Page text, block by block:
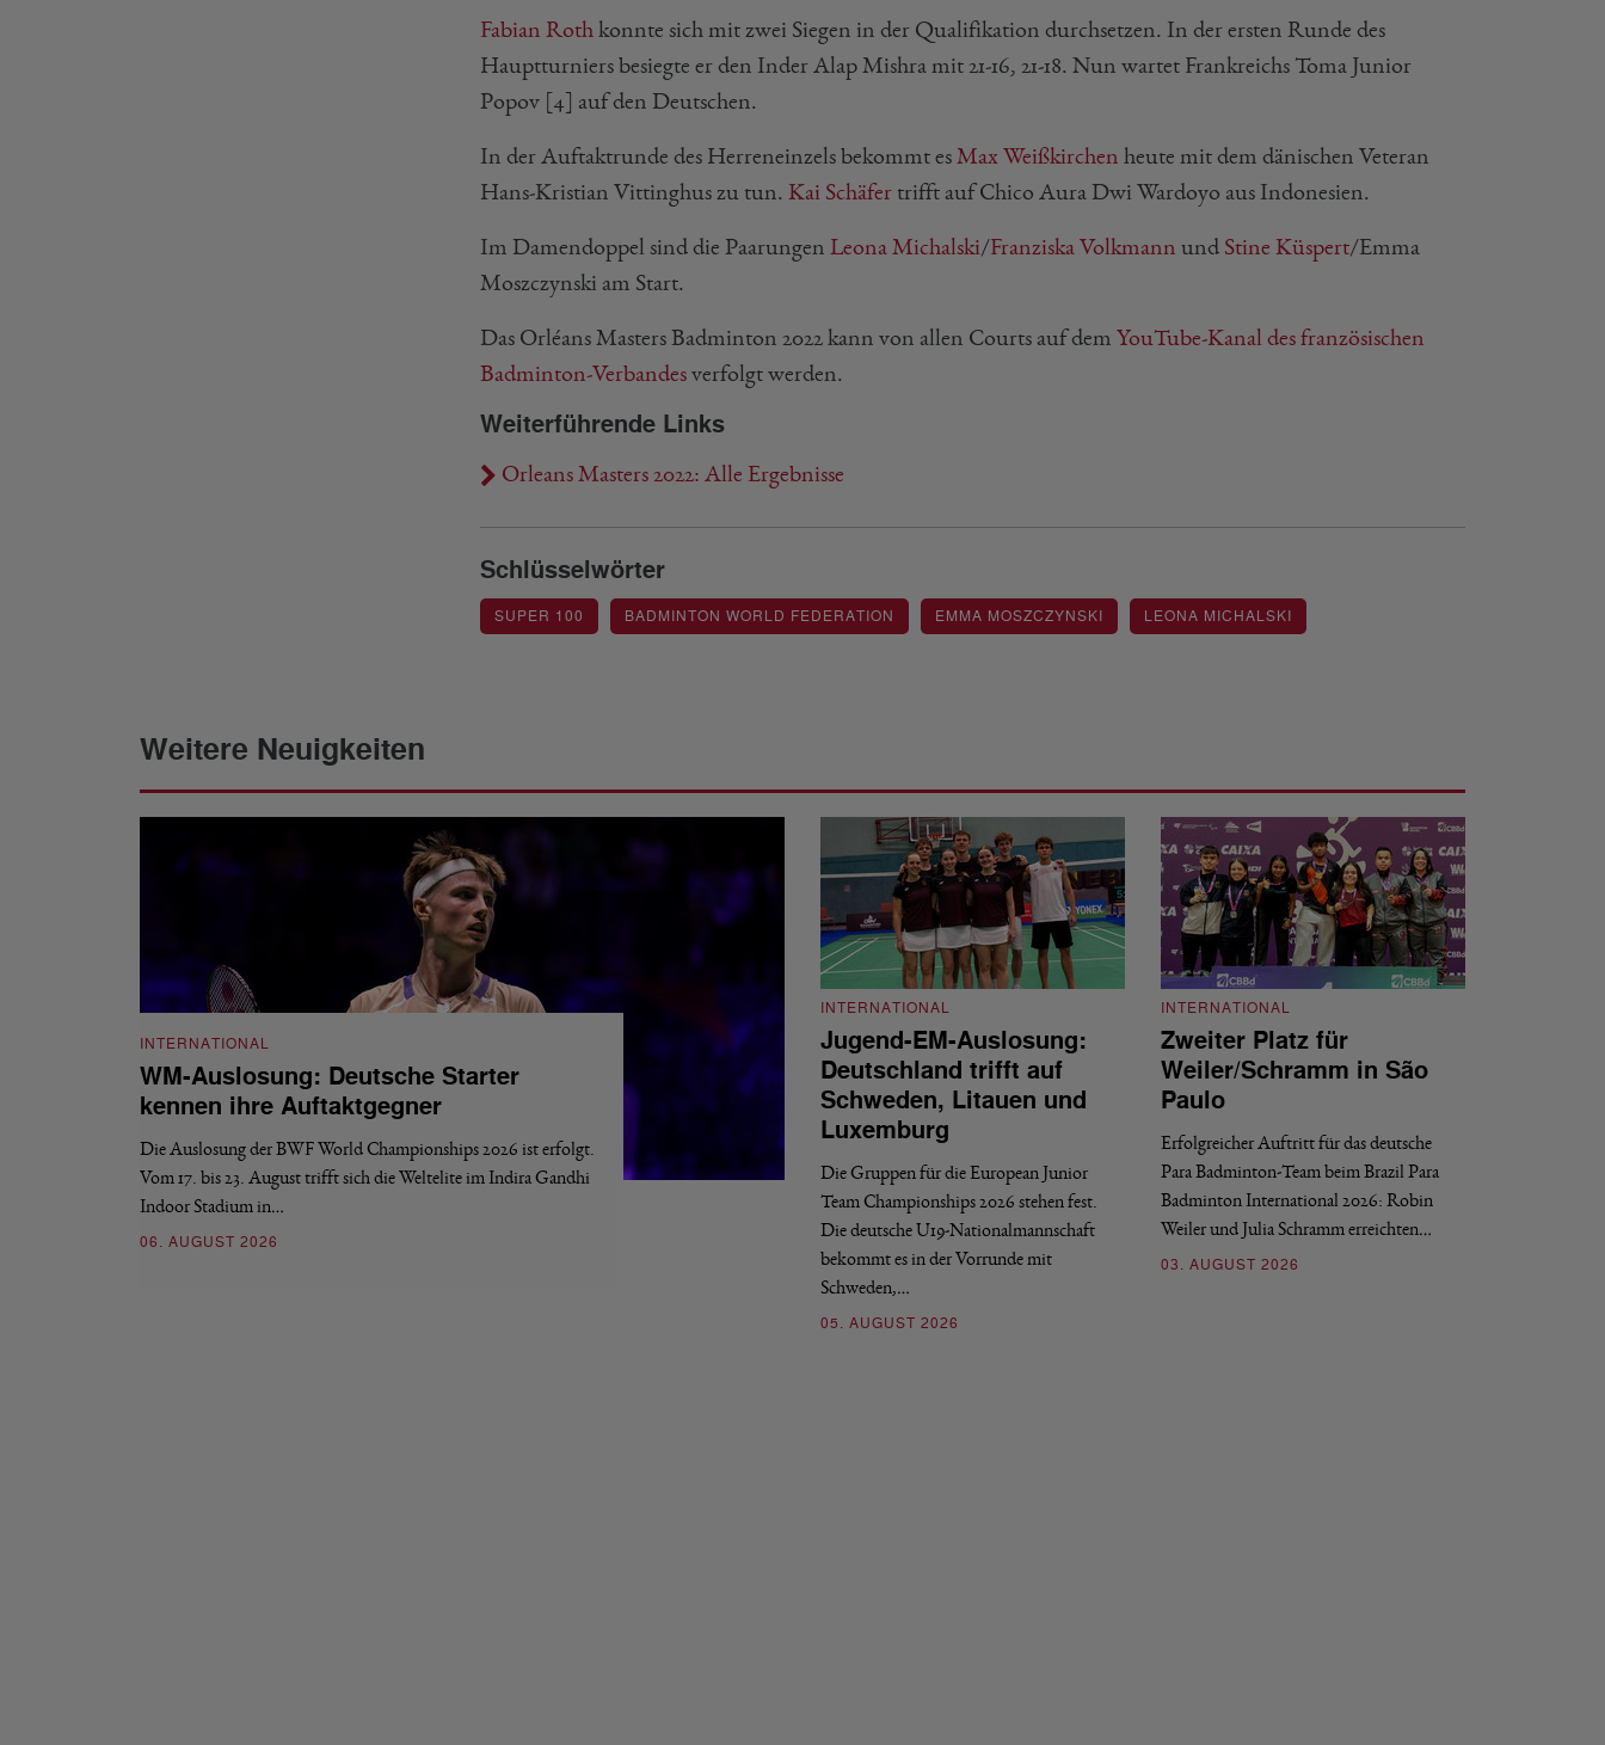
Fabian Roth konnte sich mit zwei Siegen in der Qualifikation durchsetzen. In der ersten Runde des
Hauptturniers besiegte er den Inder Alap Mishra mit 21-16, 21-18. Nun wartet Frankreichs Toma Junior
Popov [4] auf den Deutschen.
In der Auftaktrunde des Herreneinzels bekommt es Max Weißkirchen heute mit dem dänischen Veteran
Hans-Kristian Vittinghus zu tun. Kai Schäfer trifft auf Chico Aura Dwi Wardoyo aus Indonesien.
Im Damendoppel sind die Paarungen Leona Michalski/Franziska Volkmann und Stine Küspert/Emma
Moszczynski am Start.
Das Orléans Masters Badminton 2022 kann von allen Courts auf dem YouTube-Kanal des französischen
Badminton-Verbandes verfolgt werden.
Weiterführende Links
Orleans Masters 2022: Alle Ergebnisse
Schlüsselwörter
SUPER 100 BADMINTON WORLD FEDERATION EMMA MOSZCZYNSKI LEONA MICHALSKI
Weitere Neuigkeiten
INTERNATIONAL
WM-Auslosung: Deutsche Starter
kennen ihre Auftaktgegner
Die Auslosung der BWF World Championships 2026 ist erfolgt.
Vom 17. bis 23. August trifft sich die Weltelite im Indira Gandhi
Indoor Stadium in…
06. AUGUST 2026
INTERNATIONAL
Jugend-EM-Auslosung:
Deutschland trifft auf
Schweden, Litauen und
Luxemburg
Die Gruppen für die European Junior
Team Championships 2026 stehen fest.
Die deutsche U19-Nationalmannschaft
bekommt es in der Vorrunde mit
Schweden,…
05. AUGUST 2026
INTERNATIONAL
Zweiter Platz für
Weiler/Schramm in São
Paulo
Erfolgreicher Auftritt für das deutsche
Para Badminton-Team beim Brazil Para
Badminton International 2026: Robin
Weiler und Julia Schramm erreichten…
03. AUGUST 2026